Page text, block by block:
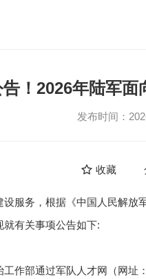
告！2026年陆军
发布时间：
收藏
服务，根据《中国人民解
有关事项公告如下:
工作部通过军队人才网（网